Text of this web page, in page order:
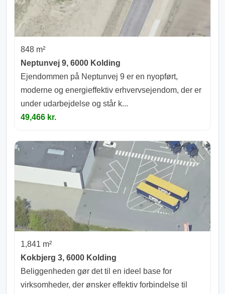
848 m²
Neptunvej 9, 6000 Kolding
Ejendommen på Neptunvej 9 er en nyopført,
moderne og energieffektiv erhvervsejendom, der er
under udarbejdelse og står k...
49,466 kr.
1,841 m²
Kokbjerg 3, 6000 Kolding
Beliggenheden gør det til en ideel base for
virksomheder, der ønsker effektiv forbindelse til